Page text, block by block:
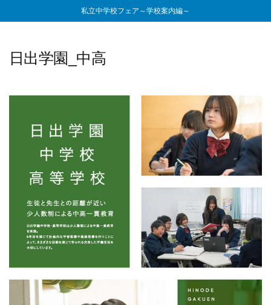
私立中学校フェア～学校案内編～
日出学園_中高